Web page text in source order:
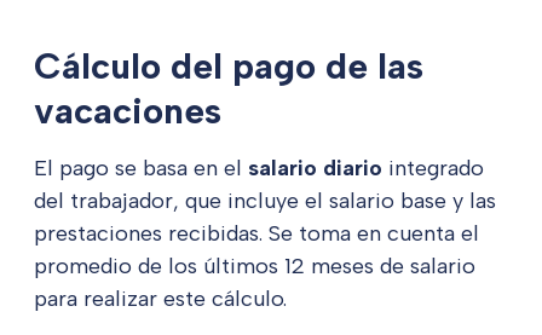
Cálculo del pago de las
vacaciones
El pago se basa en el salario diario integrado
del trabajador, que incluye el salario base y las
prestaciones recibidas. Se toma en cuenta el
promedio de los últimos 12 meses de salario
para realizar este cálculo.